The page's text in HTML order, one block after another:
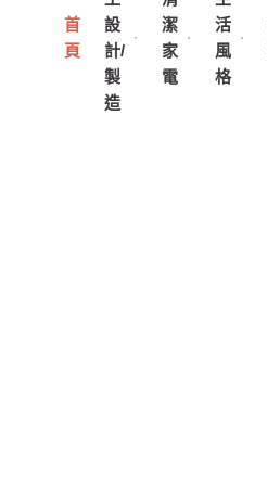
首
頁
設
計/
製
造
潔
家
電
活
風
格